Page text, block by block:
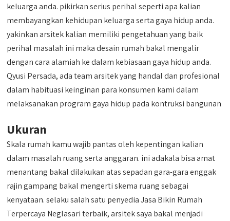
keluarga anda. pikirkan serius perihal seperti apa kalian
membayangkan kehidupan keluarga serta gaya hidup anda.
yakinkan arsitek kalian memiliki pengetahuan yang baik
perihal masalah ini maka desain rumah bakal mengalir
dengan cara alamiah ke dalam kebiasaan gaya hidup anda.
Qyusi Persada, ada team arsitek yang handal dan profesional
dalam habituasi keinginan para konsumen kami dalam
melaksanakan program gaya hidup pada kontruksi bangunan
Ukuran
Skala rumah kamu wajib pantas oleh kepentingan kalian
dalam masalah ruang serta anggaran. ini adakala bisa amat
menantang bakal dilakukan atas sepadan gara-gara enggak
rajin gampang bakal mengerti skema ruang sebagai
kenyataan. selaku salah satu penyedia Jasa Bikin Rumah
Terpercaya Neglasari terbaik, arsitek saya bakal menjadi